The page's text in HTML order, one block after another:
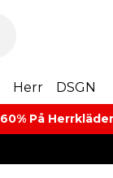
Herr DSGN
60% På